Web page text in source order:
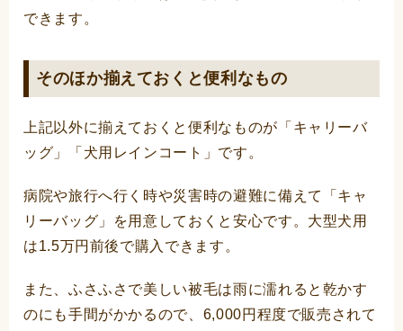
できます。
そのほか揃えておくと便利なもの
上記以外に揃えておくと便利なものが「キャリーバ
ッグ」「犬用レインコート」です。
病院や旅行へ行く時や災害時の避難に備えて「キャ
リーバッグ」を用意しておくと安心です。大型犬用
は1.5万円前後で購入できます。
また、ふさふさで美しい被毛は雨に濡れると乾かす
のにも手間がかかるので、6,000円程度で販売されて